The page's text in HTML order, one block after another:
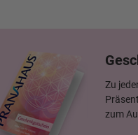
Zu
zum